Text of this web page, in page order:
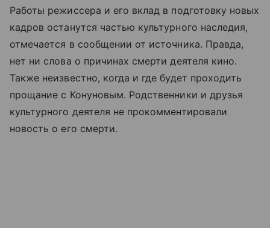
Работы режиссера и его вклад в подготовку новых
кадров останутся частью культурного наследия,
отмечается в сообщении от источника. Правда,
нет ни слова о причинах смерти деятеля кино.
Также неизвестно, когда и где будет проходить
прощание с Конуновым. Родственники и друзья
культурного деятеля не прокомментировали
новость о его смерти.